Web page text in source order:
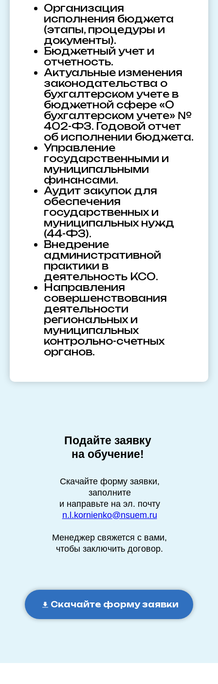
Организация
исполнения бюджета
(этапы, процедуры и
документы).
Бюджетный учет и
отчетность.
Актуальные изменения
законодательства о
бухгалтерском учете в
бюджетной сфере «О
бухгалтерском учете» №
402-ФЗ. Годовой отчет
об исполнении бюджета.
Управление
государственными и
муниципальными
финансами.
Аудит закупок для
обеспечения
государственных и
муниципальных нужд
(44-ФЗ).
Внедрение
административной
практики в
деятельность КСО.
Направления
совершенствования
деятельности
региональных и
муниципальных
контрольно-счетных
органов.
Подайте заявку
на обучение!
Скачайте форму заявки,
заполните
и направьте на эл. почту
n.l.kornienko@nsuem.ru
Менеджер свяжется с вами,
чтобы заключить договор.
Скачайте форму заявки